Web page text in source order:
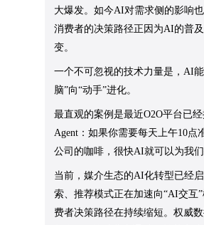
大爆发。如今AI对需求侧的影响也
消费者的决策路径正因为AI的普
变。
一个不可忽视的技术力量是，AI
脑”向“动手”进化。
最直观的案例是最近O2O平台已
Agent：如果你需要每天上午10点
公司的咖啡，很快AI就可以为我们
当前，媒介生态的AI化转型已经
索、推荐模式正在加速向“AI交互
费者决策路径在持续缩短。权威